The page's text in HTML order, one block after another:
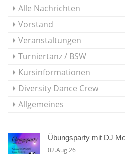
Alle Nachrichten
Vorstand
Veranstaltungen
Turniertanz / BSW
Kursinformationen
Diversity Dance Crew
Allgemeines
Übungsparty mit DJ
02.Aug.26